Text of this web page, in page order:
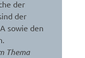
der
der
sowie den
Thema